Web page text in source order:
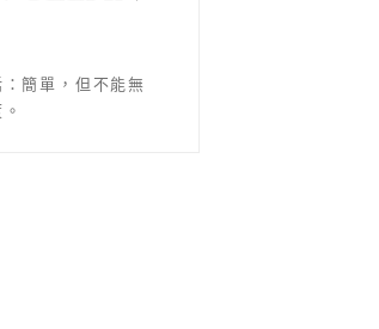
簡單，但不能無